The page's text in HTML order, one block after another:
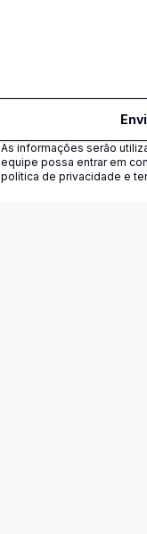
As informações serão
equipe possa entrar em
política de privacidade e